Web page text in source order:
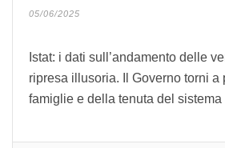
05/06/2025
Istat: i dati sull’andamento delle
ripresa illusoria. Il Governo torni a
famiglie e della tenuta del sistema